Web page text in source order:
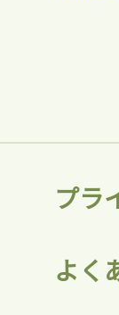
プラ
よく